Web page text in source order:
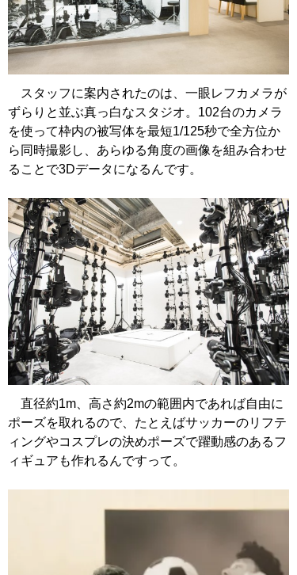
スタッフに案内されたのは、一眼レフカメラが
ずらりと並ぶ真っ白なスタジオ。102台のカメラ
を使って枠内の被写体を最短1/125秒で全方位か
ら同時撮影し、あらゆる角度の画像を組み合わせ
ることで3Dデータになるんです。
直径約1m、高さ約2mの範囲内であれば自由に
ポーズを取れるので、たとえばサッカーのリフテ
ィングやコスプレの決めポーズで躍動感のあるフ
ィギュアも作れるんですって。